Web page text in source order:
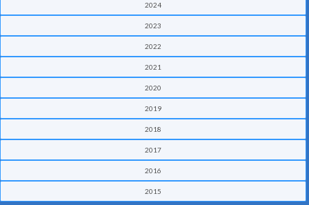
2024
2023
2022
2021
2020
2019
2018
2017
2016
2015